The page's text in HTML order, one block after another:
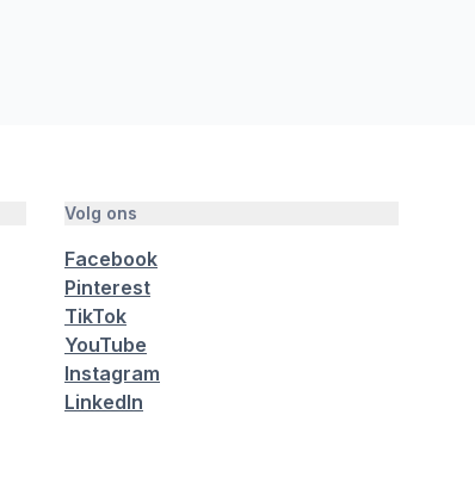
Volg ons
Facebook
Pinterest
TikTok
YouTube
Instagram
LinkedIn